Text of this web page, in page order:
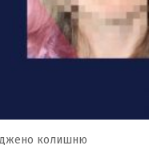
колишню